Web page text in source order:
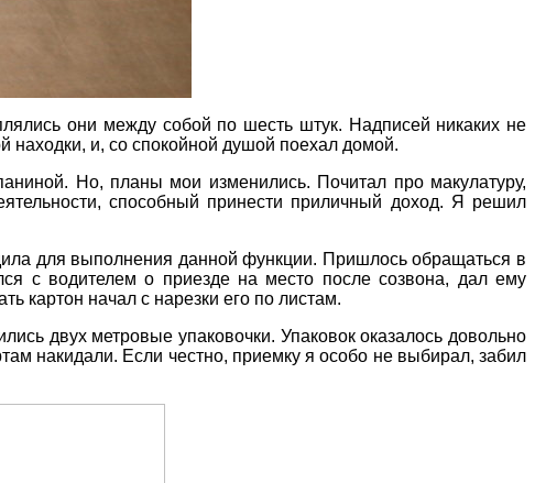
они между собой по шесть штук. Надписей никаких не
и, со спокойной душой поехал домой.
Но, планы мои изменились. Почитал про макулатуру,
способный принести приличный доход. Я решил
для выполнения данной функции. Пришлось обращаться в
с водителем о приезде на место после созвона, дал ему
картон начал с нарезки его по листам.
двух метровые упаковочки. Упаковок оказалось довольно
накидали. Если честно, приемку я особо не выбирал, забил